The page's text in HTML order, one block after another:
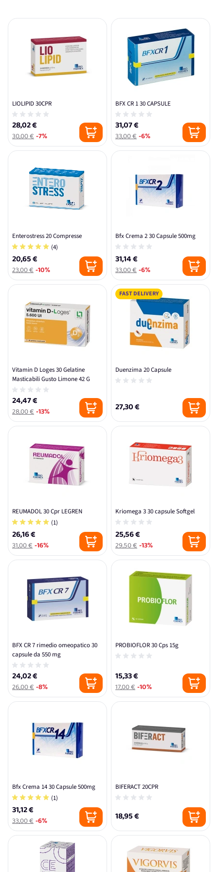
LIOLIPID 30CPR
28,02 €
30,00 €-7%
BFX CR 1 30 CAPSULE
31,07 €
33,00 €-6%
Enterostress 20 Compresse
(4)
20,65 €
23,00 €-10%
Bfx Crema 2 30 Capsule 500mg
31,14 €
33,00 €-6%
Vitamin D Loges 30 Gelatine
Masticabili Gusto Limone 42 G
24,47 €
28,00 €-13%
FAST DELIVERY
Duenzima 20 Capsule
27,30 €
REUMADOL 30 Cpr LEGREN
(1)
26,16 €
31,00 €-16%
Kriomega 3 30 capsule Softgel
25,56 €
29,50 €-13%
BFX CR 7 rimedio omeopatico 30
capsule da 550 mg
24,02 €
26,00 €-8%
PROBIOFLOR 30 Cps 15g
15,33 €
17,00 €-10%
Bfx Crema 14 30 Capsule 500mg
(1)
31,12 €
33,00 €-6%
BIFERACT 20CPR
18,95 €